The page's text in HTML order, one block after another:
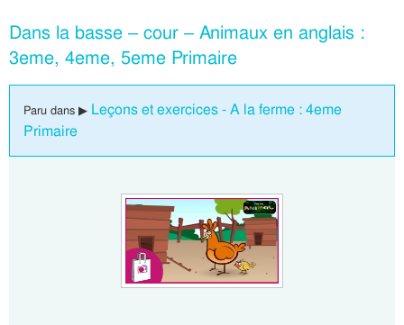
Dans la basse – cour – Animaux en anglais :
3eme, 4eme, 5eme Primaire
Paru dans ▶ Leçons et exercices - A la ferme : 4eme
Primaire